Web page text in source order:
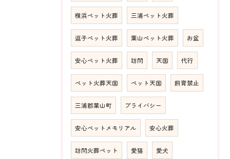
横浜ペット火葬 三浦ペット火葬
逗子ペット火葬 葉山ペット火葬 お盆
安心ペット火葬 訪問 天国 代行
ペット火葬天国 ペット天国 飼育禁止
三浦郡葉山町 プライバシー
安心ペットメモリアル 安心火葬
訪問火葬ペット 愛猫 愛犬